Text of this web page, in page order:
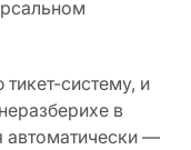
систему, и
в
автоматически —